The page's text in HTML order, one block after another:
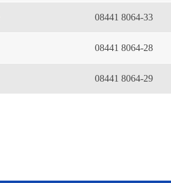
08441 8064-33
08441 8064-28
08441 8064-29